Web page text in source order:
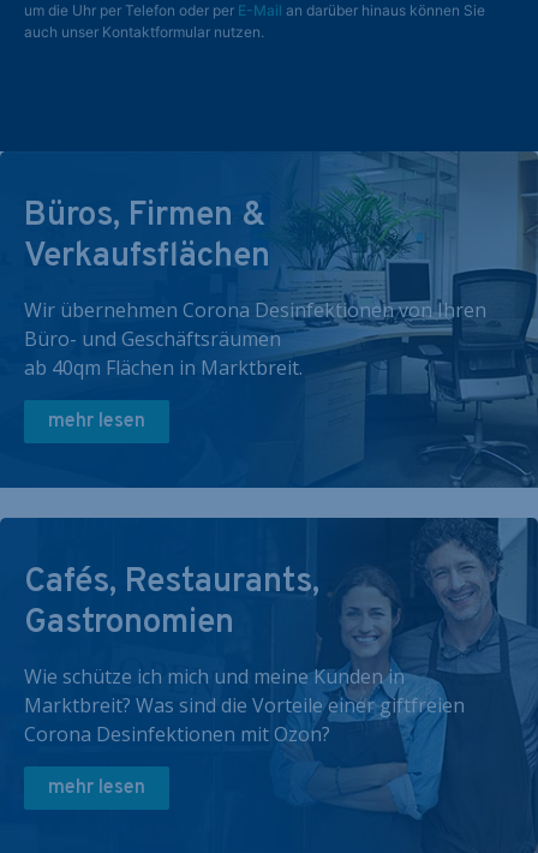
um die Uhr per Telefon oder per E-Mail an darüber hinaus können Sie
auch unser Kontaktformular nutzen.
Büros, Firmen &
Verkaufsflächen
Wir übernehmen Corona Desinfektionen von Ihren
Büro- und Geschäftsräumen
ab 40qm Flächen in Marktbreit.
mehr lesen
Cafés, Restaurants,
Gastronomien
Wie schütze ich mich und meine Kunden in
Marktbreit? Was sind die Vorteile einer giftfreien
Corona Desinfektionen mit Ozon?
mehr lesen